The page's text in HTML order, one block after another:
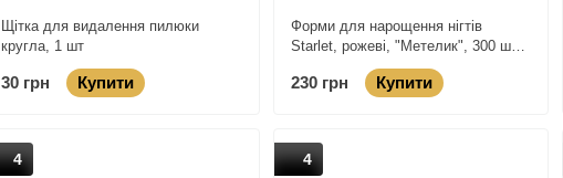
Щітка для видалення пилюки
кругла, 1 шт
30 грн Купити
Форми для нарощення нігтів
Starlet, рожеві, "Метелик", 300 шт/
230 грн Купити
4 4